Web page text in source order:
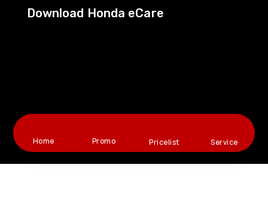
Download Honda eCare
Home Promo Pricelist Service